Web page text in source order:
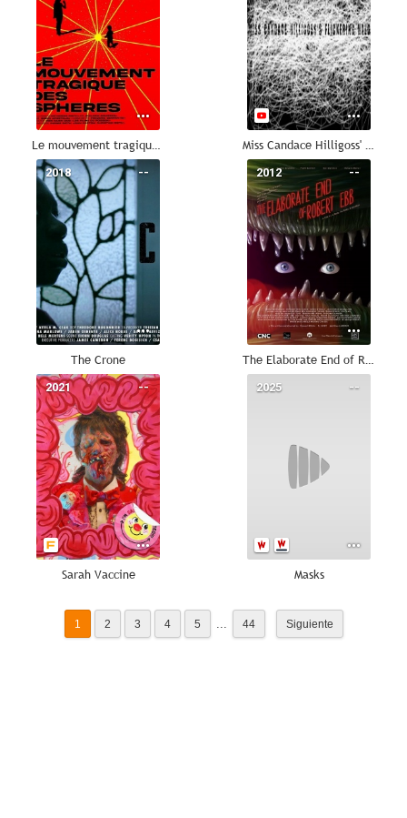
Le mouvement tragique des sphères Miss Candace Hilligoss' Flickering Halo
--
2018
The Crone
--
2012
The Elaborate End of Robert Ebb
--
2021
Sarah Vaccine
--
2025
Masks
1 2 3 4 5 ... 44 Siguiente